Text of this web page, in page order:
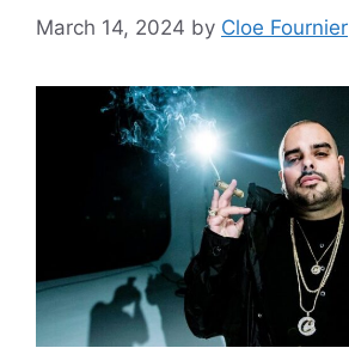
March 14, 2024 by Cloe Fournier